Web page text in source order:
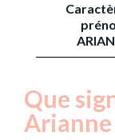
Que
Arianne